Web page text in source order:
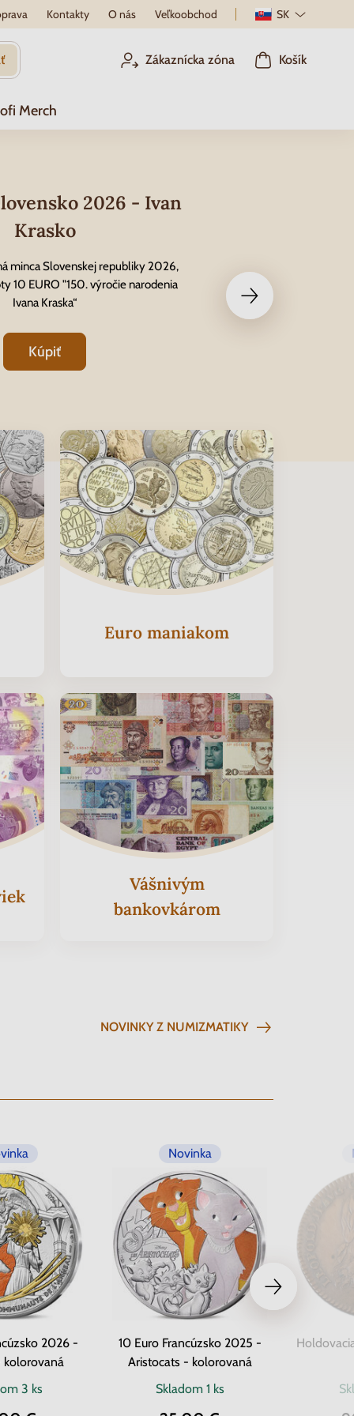
Kontakty O nás Veľkoobchod SK
Zákaznícka zóna Košík
Merch
2026 - Ivan
Krasko
minca Slovenskej republiky 2026,
10 EURO "150. výročie narodenia
Ivana Kraska“
Kúpiť
Euro maniakom
Vášnivým
bankovkárom
NOVINKY Z NUMIZMATIKY
2026 -
3 ks
Novinka
10 Euro Francúzsko 2025 -
Aristocats - kolorovaná
Skladom 1 ks